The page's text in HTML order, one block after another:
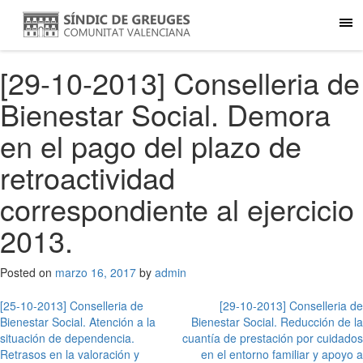
[29-10-2013] Conselleria de
Bienestar Social. Demora
en el pago del plazo de
retroactividad
correspondiente al ejercicio
2013.
Posted on marzo 16, 2017 by admin
Navegación
de
[25-10-2013] Conselleria de
Bienestar Social. Atención a la
situación de dependencia.
Retrasos en la valoración y
[29-10-2013] Conselleria de
Bienestar Social. Reducción de la
cuantía de prestación por cuidados
en el entorno familiar y apoyo a